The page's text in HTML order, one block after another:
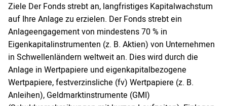
Ziele Der Fonds strebt an, langfristiges Kapitalwachstum
auf Ihre Anlage zu erzielen. Der Fonds strebt ein
Anlageengagement von mindestens 70 % in
Eigenkapitalinstrumenten (z. B. Aktien) von Unternehmen
in Schwellenländern weltweit an. Dies wird durch die
Anlage in Wertpapiere und eigenkapitalbezogene
Wertpapiere, festverzinsliche (fv) Wertpapiere (z. B.
Anleihen), Geldmarktinstrumente (GMI)